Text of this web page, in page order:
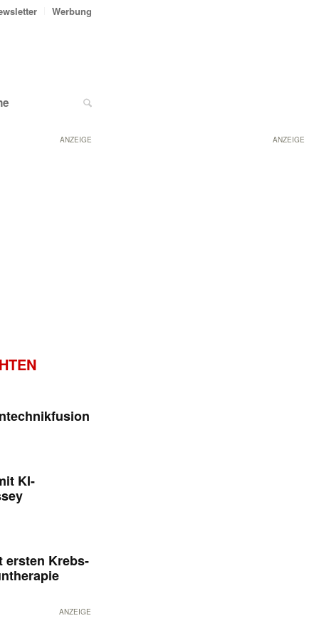
ANZEIGE
Werbung
ANZEIGE
KI-
ersten Krebs-
ANZEIGE